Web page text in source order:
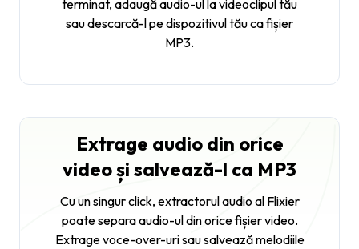
terminat, adaugă audio-ul la videoclipul tău
sau descarcă-l pe dispozitivul tău ca fișier
MP3.
Extrage audio din orice
video și salvează-l ca MP3
Cu un singur click, extractorul audio al Flixier
poate separa audio-ul din orice fișier video.
Extrage voce-over-uri sau salvează melodiile